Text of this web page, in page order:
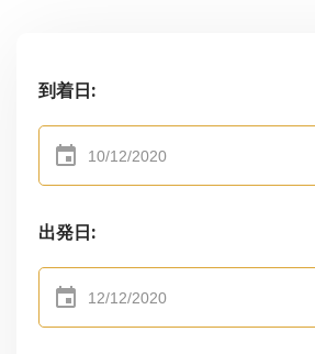
到着日:
event
出発日:
event